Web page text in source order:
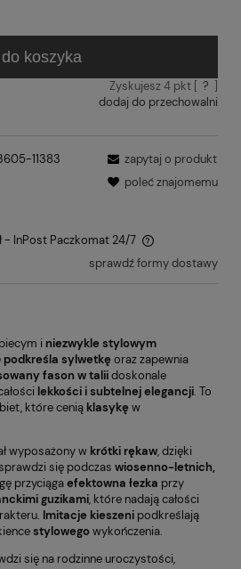
do koszyka
Zyskujesz4 pkt [ ? ]
dodaj do przechowalni
11383
zapytaj o produkt
poleć znajomemu
- InPost Paczkomat 24/7
sprawdź formy dostawy
i niezwykle stylowym
podkreśla sylwetkęoraz zapewnia
fason w taliidoskonale
lekkości i subtelnej elegancji. To
które cenią klasykęw
wyposażony w krótki rękaw, dzięki
się podczas wiosenno-letnich,
przyciągaefektowna łezka przy
guzikami, które nadają całości
Imitacje kieszeni podkreślają
stylowegowykończenia.
się na rodzinne uroczystości,